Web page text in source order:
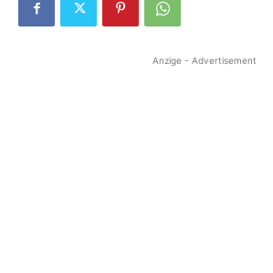
Anzige - Advertisement